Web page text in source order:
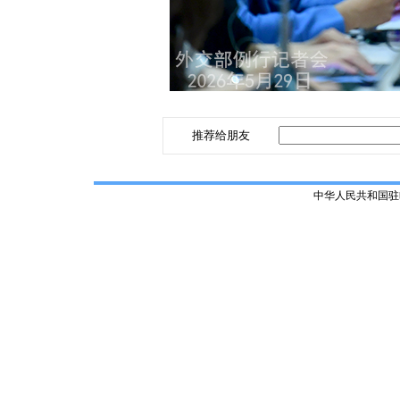
推荐给朋友
中华人民共和国